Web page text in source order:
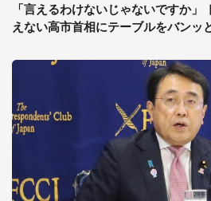
「言えるわけないじゃないですか」
えない高市首相にテーブルをバンッ